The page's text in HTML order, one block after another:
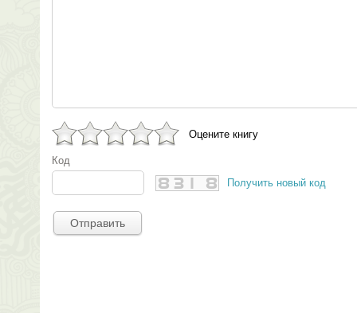
Оцените книгу
Код
Получить новый код
Отправить